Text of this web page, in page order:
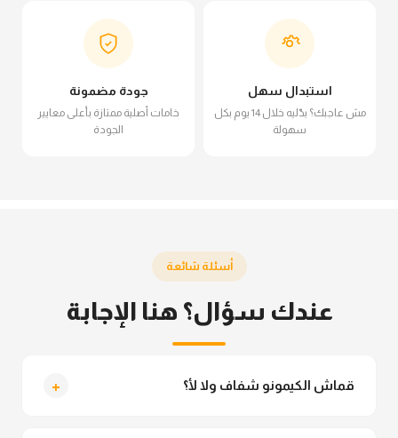
استبدال سهل
مش عاجبك؟ بدّليه خلال 14 يوم بكل
سهولة
جودة مضمونة
خامات أصلية ممتازة بأعلى معايير
الجودة
أسئلة شائعة
عندك سؤال؟ هنا الإجابة
قماش الكيمونو شفاف ولا لأ؟ +